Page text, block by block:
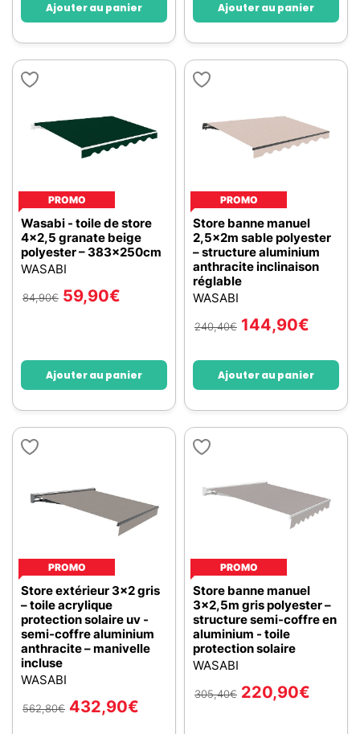
Ajouter au panier Ajouter au panier
PROMO
Wasabi - toile de store
4x2,5 granate beige
polyester – 383x250cm
WASABI
84,90€ 59,90€
Ajouter au panier
PROMO
Store banne manuel
2,5x2m sable polyester
– structure aluminium
anthracite inclinaison
réglable
WASABI
240,40€ 144,90€
Ajouter au panier
PROMO
Store extérieur 3x2 gris
– toile acrylique
protection solaire uv -
semi-coffre aluminium
anthracite – manivelle
incluse
WASABI
562,80€ 432,90€
PROMO
Store banne manuel
3x2,5m gris polyester –
structure semi-coffre en
aluminium - toile
protection solaire
WASABI
305,40€ 220,90€